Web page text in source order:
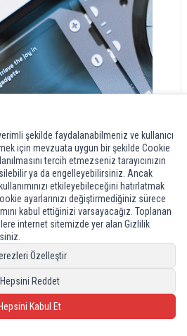
şekilde faydalanabilmeniz ve kullanıcı
için mevzuata uygun bir şekilde Cookie
tercih etmezseniz tarayıcınızın
ya da engelleyebilirsiniz. Ancak
etkileyebileceğini hatırlatmak
ayarlarınızı değiştirmediğiniz sürece
kabul ettiğinizi varsayacağız. Toplanan
internet sitemizde yer alan Gizlilik
Özelleştir
Hepsini Reddet
Hepsini Kabul Et